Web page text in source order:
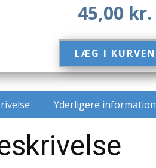
45,00 kr.
LÆG I KURVEN​
Yderligere information